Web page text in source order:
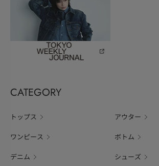
CATEGORY
トップス アウター
ワンピース ボトム
デニム シューズ